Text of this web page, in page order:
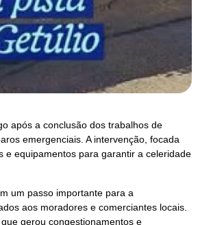
após a conclusão dos trabalhos de
emergenciais. A intervenção, focada
e equipamentos para garantir a celeridade
um passo importante para a
aos moradores e comerciantes locais.
gerou congestionamentos e